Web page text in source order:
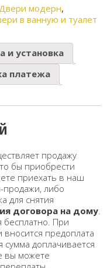
Двери модерн,
в ванную и туалет
и установка
платежа
продажу
бы приобрести
приехать в наш
продажи, либо
для снятия
договора на дому
бесплатно. При
предоплата
доплачивается
вы можете